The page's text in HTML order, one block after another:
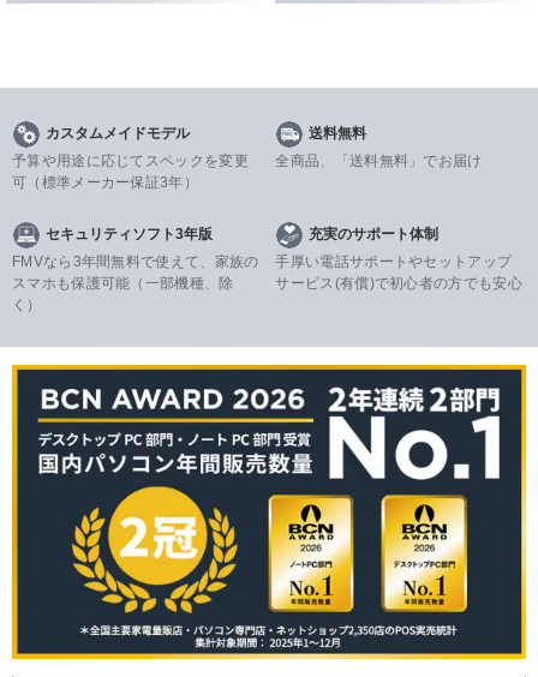
カスタムメイドモデル
予算や用途に応じてスペックを変更
可 （標準メーカー保証3年）
送料無料
全商品、「送料無料」でお届け
セキュリティソフト3年版
FMVなら3年間無料で使えて、家族の
スマホも保護可能（一部機種、除
く）
充実のサポート体制
手厚い電話サポートやセットアップ
サービス(有償)で初心者の方でも安心